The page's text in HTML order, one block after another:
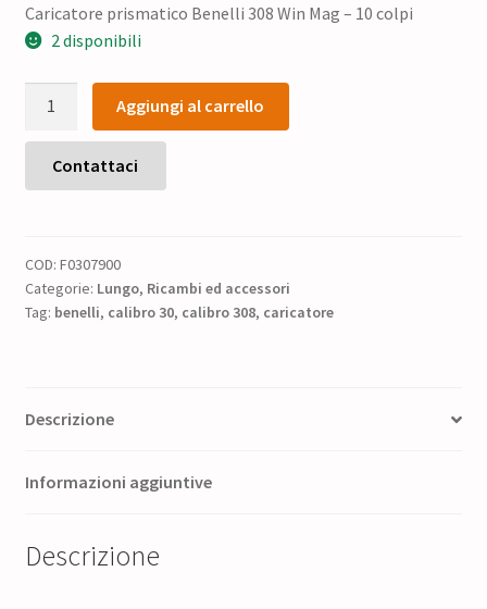
prezzo
originale
era:
95,00 €.
prezzo
è:
76,00 €.
Caricatore prismatico Benelli 308 Win Mag – 10 colpi
2 disponibili
Caricatore
prismatico
Benelli
Win
10
colpi
quantità
Aggiungi al carrello
Contattaci
COD: F0307900
Categorie: Lungo, Ricambi ed accessori
Tag: benelli, calibro 30, calibro 308, caricatore
Descrizione
Informazioni aggiuntive
Descrizione